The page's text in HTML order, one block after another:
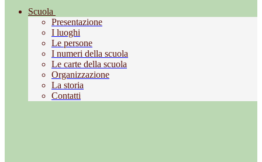
Scuola
Presentazione
I luoghi
Le persone
I numeri della scuola
Le carte della scuola
Organizzazione
La storia
Contatti